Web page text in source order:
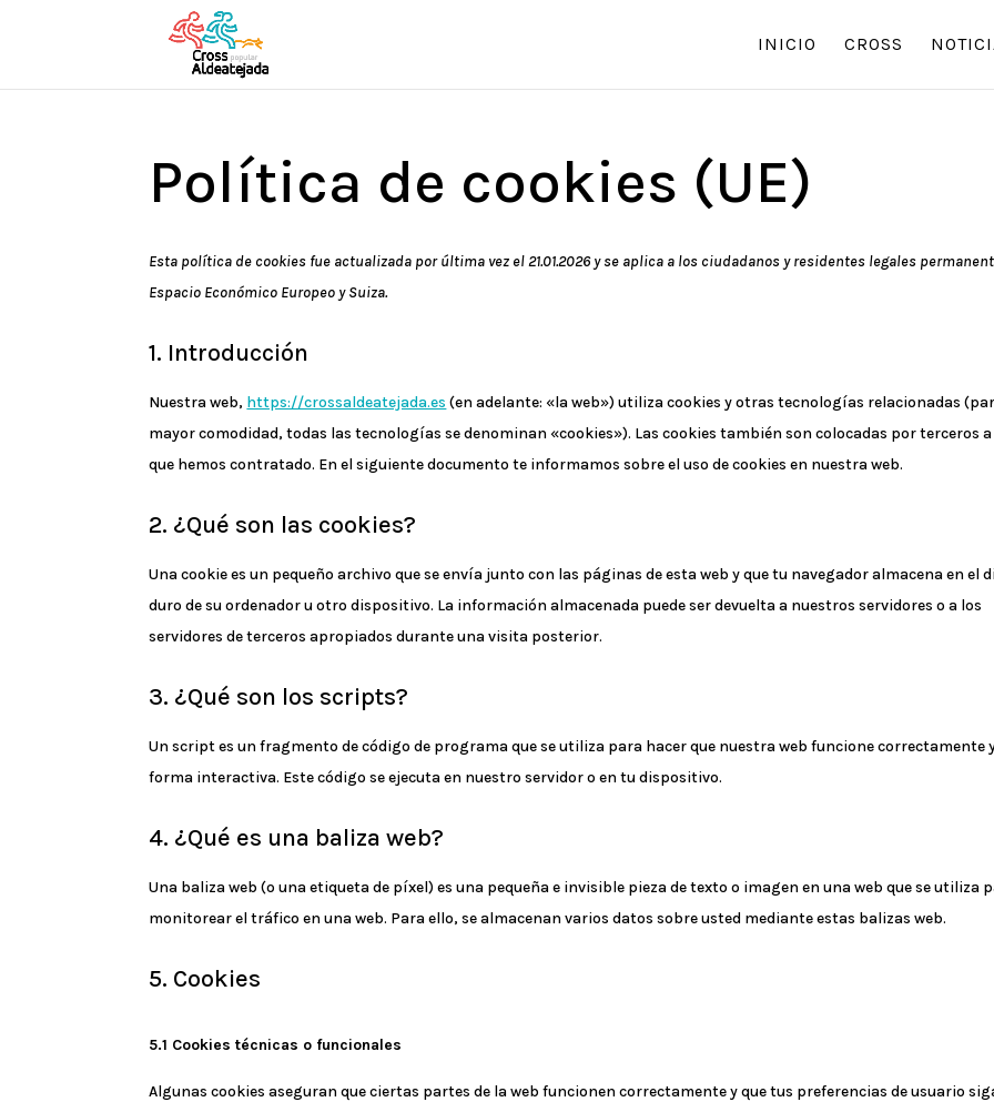
INICIO CROSS
Política de cookies (UE)
Esta política de cookies fue actualizada por última vez el 21.01.2026 y se aplica a los ciudadanos y residentes legales
Espacio Económico Europeo y Suiza.
1. Introducción
Nuestra web, https://crossaldeatejada.es (en adelante: «la web») utiliza cookies y otras tecnologías relacionadas
mayor comodidad, todas las tecnologías se denominan «cookies»). Las cookies también son colocadas por terceros a
que hemos contratado. En el siguiente documento te informamos sobre el uso de cookies en nuestra web.
2. ¿Qué son las cookies?
Una cookie es un pequeño archivo que se envía junto con las páginas de esta web y que tu navegador almacena en el
duro de su ordenador u otro dispositivo. La información almacenada puede ser devuelta a nuestros servidores o a los
servidores de terceros apropiados durante una visita posterior.
3. ¿Qué son los scripts?
Un script es un fragmento de código de programa que se utiliza para hacer que nuestra web funcione correctamente
forma interactiva. Este código se ejecuta en nuestro servidor o en tu dispositivo.
4. ¿Qué es una baliza web?
Una baliza web (o una etiqueta de píxel) es una pequeña e invisible pieza de texto o imagen en una web que se utiliza
monitorear el tráfico en una web. Para ello, se almacenan varios datos sobre usted mediante estas balizas web.
5. Cookies
5.1 Cookies técnicas o funcionales
Algunas cookies aseguran que ciertas partes de la web funcionen correctamente y que tus preferencias de usuario